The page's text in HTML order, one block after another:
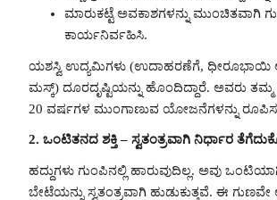
ಮಾರುಕಟ್ಟೆ ಅವಕಾಶಗಳನ್ನು ಮುಂಚಿತವಾಗಿ
ಕಾರ್ಯನಿರ್ವಹಿಸಿ.
ಯಶಸ್ವಿ ಉದ್ಯಮಿಗಳು (ಉದಾಹರಣೆಗೆ, ಧೀರೂಭಾಯಿ
ಮಸ್ಕ್) ದೂರದೃಷ್ಟಿಯನ್ನು ಹೊಂದಿದ್ದಾರೆ. ಅವರು
20 ವರ್ಷಗಳ ಮುಂಗಾಣುವ ಯೋಜನೆಗಳನ್ನು
2. ಒಂಟಿತನದ ಶಕ್ತಿ – ಸ್ವತಂತ್ರವಾಗಿ ನಿರ್ಧಾರ
ಹದ್ದುಗಳು ಗುಂಪಿನಲ್ಲಿ ಹಾರುವುದಿಲ್ಲ. ಅವು
ಬೇಟೆಯನ್ನು ಸ್ವತಂತ್ರವಾಗಿ ಹುಡುಕುತ್ತವೆ. ಈ ಗುಣವೇ